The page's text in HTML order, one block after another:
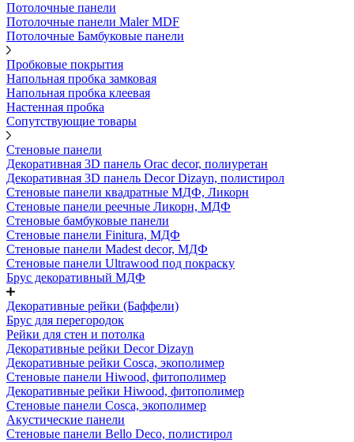
Потолочные панели
Потолочные панели Maler MDF
Потолочные Бамбуковые панели
Пробковые покрытия
Напольная пробка замковая
Напольная пробка клеевая
Настенная пробка
Сопутствующие товары
Стеновые панели
Декоративная 3D панель Orac decor, полиуретан
Декоративная 3D панель Decor Dizayn, полистирол
Стеновые панели квадратные МДФ, Ликорн
Стеновые панели реечные Ликорн, МДФ
Стеновые бамбуковые панели
Стеновые панели Finitura, МДФ
Стеновые панели Madest decor, МДФ
Стеновые панели Ultrawood под покраску
Брус декоративный МДФ
Декоративные рейки (Баффели)
Брус для перегородок
Рейки для стен и потолка
Декоративные рейки Decor Dizayn
Декоративные рейки Cosca, экополимер
Стеновые панели Hiwood, фитополимер
Декоративные рейки Hiwood, фитополимер
Стеновые панели Cosca, экополимер
Акустические панели
Стеновые панели Bello Deco, полистирол